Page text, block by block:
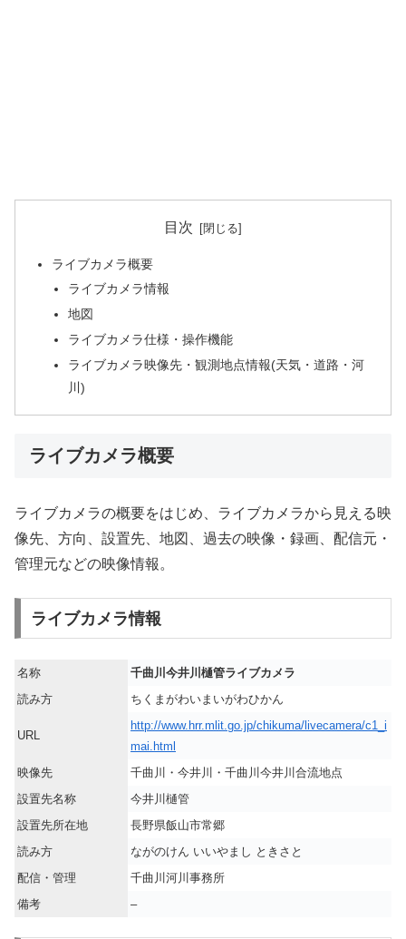
目次
ライブカメラ概要
ライブカメラ情報
地図
ライブカメラ仕様・操作機能
ライブカメラ映像先・観測地点情報(天気・道路・河
川)
ライブカメラ概要
ライブカメラの概要をはじめ、ライブカメラから見える映
像先、方向、設置先、地図、過去の映像・録画、配信元・
管理元などの映像情報。
ライブカメラ情報
名称
千曲川今井川樋管ライブカメラ
読み方
ちくまがわいまいがわひかん
URL
http://www.hrr.mlit.go.jp/chikuma/livecamera/c1_i
mai.html
映像先
千曲川・今井川・千曲川今井川合流地点
設置先名称
今井川樋管
設置先所在地
長野県飯山市常郷
読み方
ながのけん いいやまし ときさと
配信・管理
千曲川河川事務所
備考
–